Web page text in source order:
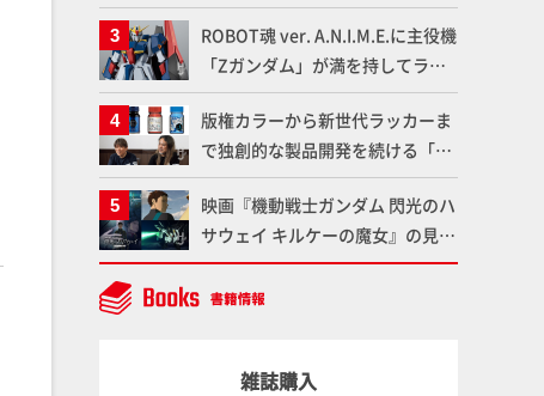
造形で登場！気になる仕様を試作
品の撮り下ろしでご紹介!!さらに
「大鉄人17」＆「ワンエイト」セ
ット情報もお届け！【超合金の
魂】
ROBOT魂 ver. A.N.I.M.E.に主役機
「Zガンダム」が満を持してライ
ンナップ！ウェイブライダーへの
変形、劇中どおりのプロポーショ
ンを再現【機動戦士Zガンダム】
版権カラーから新世代ラッカーま
で独創的な製品開発を続ける「ガ
イアノーツ」に塗料開発の裏側と
ラッカー塗料の未来についてイン
タビュー！
映画『機動戦士ガンダム 閃光のハ
サウェイ キルケーの魔女』の見放
題配信が8月31日（月）よりスタ
ート！Prime Videoで国内独占配
雑誌購入